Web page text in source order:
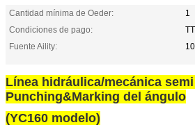
Cantidad mínima de Oeder:
1
Condiciones de pago:
TT
Fuente Aility:
Línea hidráulica/mecánica
Punching&Marking del ángulo
(YC160 modelo)